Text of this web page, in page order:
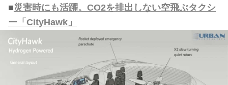
■災害時にも活躍。CO2を排出しない空飛ぶタクシ
ー「CityHawk」